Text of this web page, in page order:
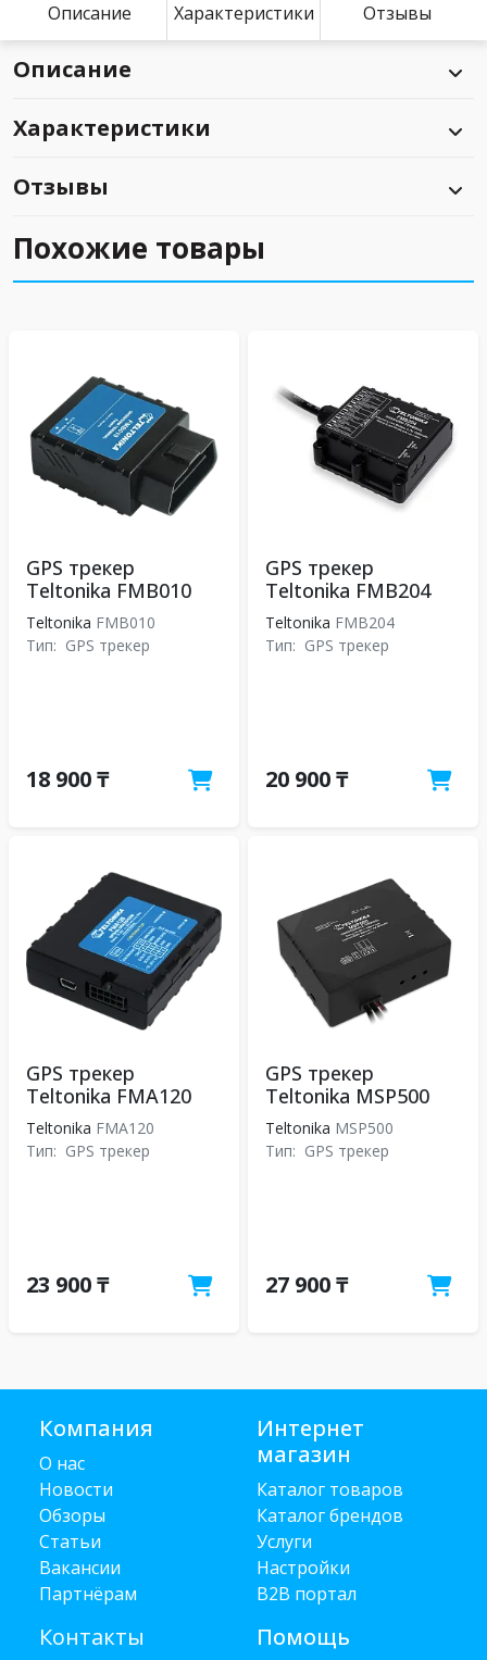
Описание Характеристики Отзывы
Описание
Характеристики
Отзывы
Похожие товары
GPS трекер
Teltonika FMB010
Teltonika FMB010
Тип: GPS трекер
18 900 ₸
GPS трекер
Teltonika FMB204
Teltonika FMB204
Тип: GPS трекер
20 900 ₸
GPS трекер
Teltonika FMA120
Teltonika FMA120
Тип: GPS трекер
23 900 ₸
GPS трекер
Teltonika MSP500
Teltonika MSP500
Тип: GPS трекер
27 900 ₸
Компания
О нас
Новости
Обзоры
Статьи
Вакансии
Партнёрам
Контакты
Интернет
магазин
Каталог товаров
Каталог брендов
Услуги
Настройки
B2B портал
Помощь